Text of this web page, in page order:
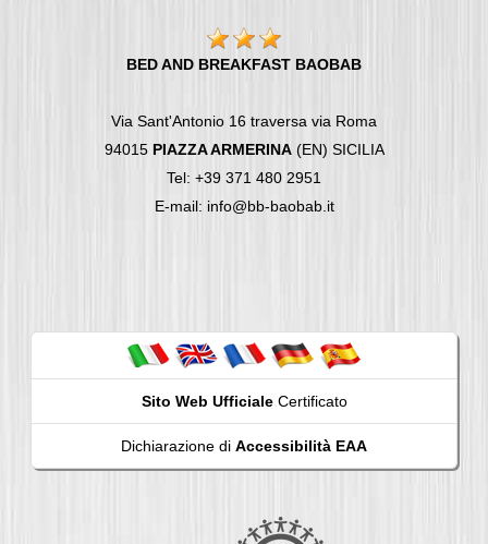
BED AND BREAKFAST BAOBAB
Via Sant'Antonio 16 traversa via Roma
94015 PIAZZA ARMERINA(EN) SICILIA
Tel: +39 371 480 2951
E-mail: info@bb-baobab.it
Sito Web UfficialeCertificato
Dichiarazione di Accessibilità EAA